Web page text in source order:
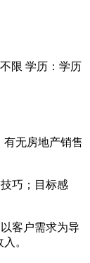
限 学历：学历
有无房地产销售
巧；目标感
客户需求为导
。